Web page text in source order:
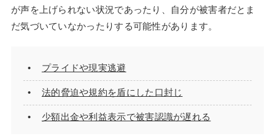
が声を上げられない状況であったり、自分が被害者だとま
だ気づいていなかったりする可能性があります。
プライドや現実逃避
法的脅迫や規約を盾にした口封じ
少額出金や利益表示で被害認識が遅れる